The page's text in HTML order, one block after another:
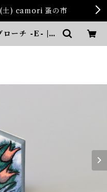
土) camori 蚤の市
ーチ -E- | t